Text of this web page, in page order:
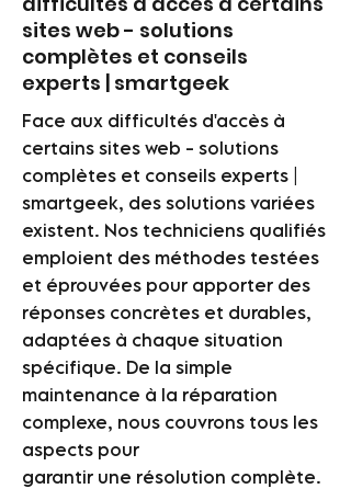
sites web - solutions
complètes et conseils
experts | smartgeek
Face aux difficultés d'accès à
certains sites web - solutions
complètes et conseils experts |
smartgeek, des solutions variées
existent. Nos techniciens qualifiés
emploient des méthodes testées
et éprouvées pour apporter des
réponses concrètes et durables,
adaptées à chaque situation
spécifique. De la simple
maintenance à la réparation
complexe, nous couvrons tous les
aspects pour
garantir une résolution complète.